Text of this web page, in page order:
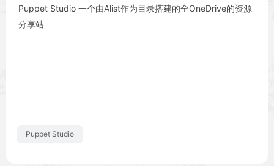
Puppet Studio 一个由Alist作为目录搭建的全OneDrive的资源
分享站
Puppet Studio